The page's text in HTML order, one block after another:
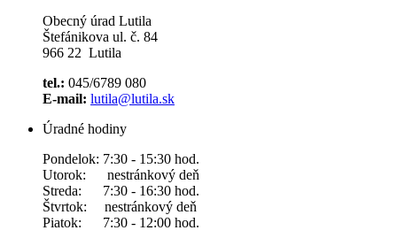
Obecný úrad Lutila
Štefánikova ul. č. 84
966 22 Lutila
tel.: 045/6789 080
E-mail: lutila@lutila.sk
Úradné hodiny
Pondelok: 7:30 - 15:30 hod.
Utorok: nestránkový deň
Streda: 7:30 - 16:30 hod.
Štvrtok: nestránkový deň
Piatok: 7:30 - 12:00 hod.